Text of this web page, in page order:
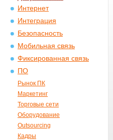
Интернет
Интеграция
Безопасность
Мобильная связь
Фиксированная связь
ПО
Рынок ПК
Маркетинг
Торговые сети
Оборудование
Outsourcing
Кадры